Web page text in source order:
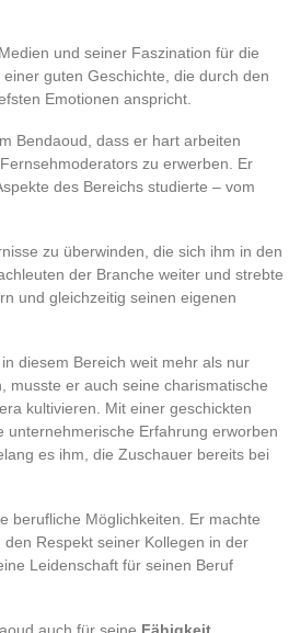
und seiner Faszination für die
guten Geschichte, die durch den
Emotionen anspricht.
Bendaoud, dass er hart arbeiten
zu erwerben. Er
des Bereichs studierte – vom
zu überwinden, die sich ihm in den
der Branche weiter und strebte
und gleichzeitig seinen eigenen
diesem Bereich weit mehr als nur
musste er auch seine charismatische
kultivieren. Mit einer geschickten
unternehmerische Erfahrung erworben
es ihm, die Zuschauer bereits bei
berufliche Möglichkeiten. Er machte
Respekt seiner Kollegen in der
Leidenschaft für seinen Beruf